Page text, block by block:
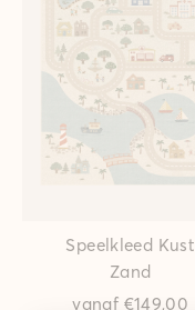
Speelkleed Kust
Zand
vanaf €149,00